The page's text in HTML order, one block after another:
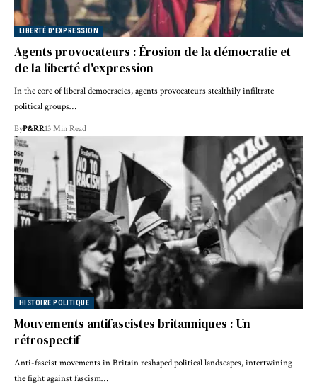
LIBERTÉ D'EXPRESSION
Agents provocateurs : Érosion de la démocratie et
de la liberté d'expression
In the core of liberal democracies, agents provocateurs stealthily infiltrate
political groups…
ByP&RR13 Min Read
HISTOIRE POLITIQUE
Mouvements antifascistes britanniques : Un
rétrospectif
Anti-fascist movements in Britain reshaped political landscapes, intertwining
the fight against fascism…